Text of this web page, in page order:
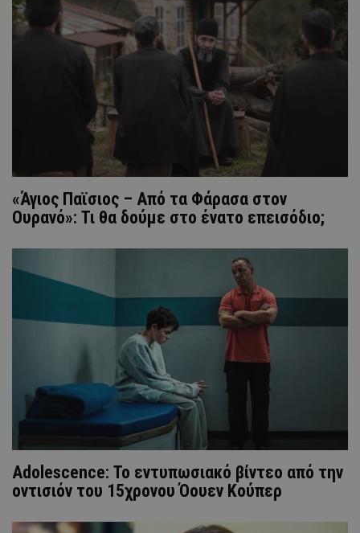
«Άγιος Παϊσιος – Από τα Φάρασα στον
Ουρανό»: Τι θα δούμε στο ένατο επεισόδιo;
Adolescence: Το εντυπωσιακό βίντεο από την
οντισιόν του 15χρονου Όουεν Κούπερ